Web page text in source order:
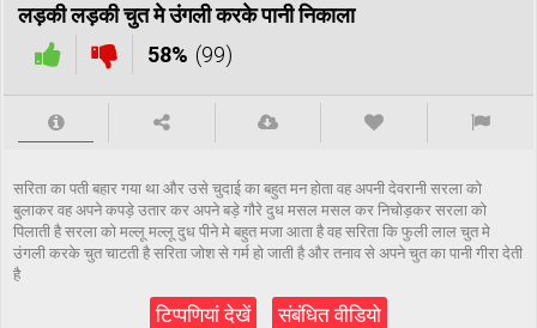
लड़की लड़की चुत मे उंगली करके पानी निकाला
58% (99)
सरिता का पती बहार गया था और उसे चुदाई का बहुत मन होता वह अपनी देवरानी सरला को
बुलाकर वह अपने कपड़े उतार कर अपने बड़े गौरे दुध मसल मसल कर निचोड़कर सरला को
पिलाती है सरला को मल्लू मल्लू दुध पीने मे बहुत मजा आता है वह सरिता कि फुली लाल चुत मे
उंगली करके चुत चाटती है सरिता जोश से गर्म हो जाती है और तनाव से अपने चुत का पानी गीरा देती
है
टिप्पणियां देखें संबंधित वीडियो